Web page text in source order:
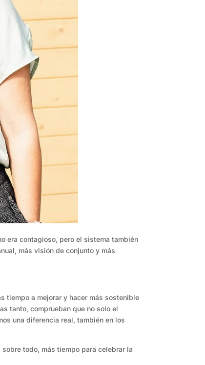
era contagioso, pero el sistema también
más visión de conjunto y más
tiempo a mejorar y hacer más sostenible
tanto, comprueban que no solo el
una diferencia real, también en los
todo, más tiempo para celebrar la